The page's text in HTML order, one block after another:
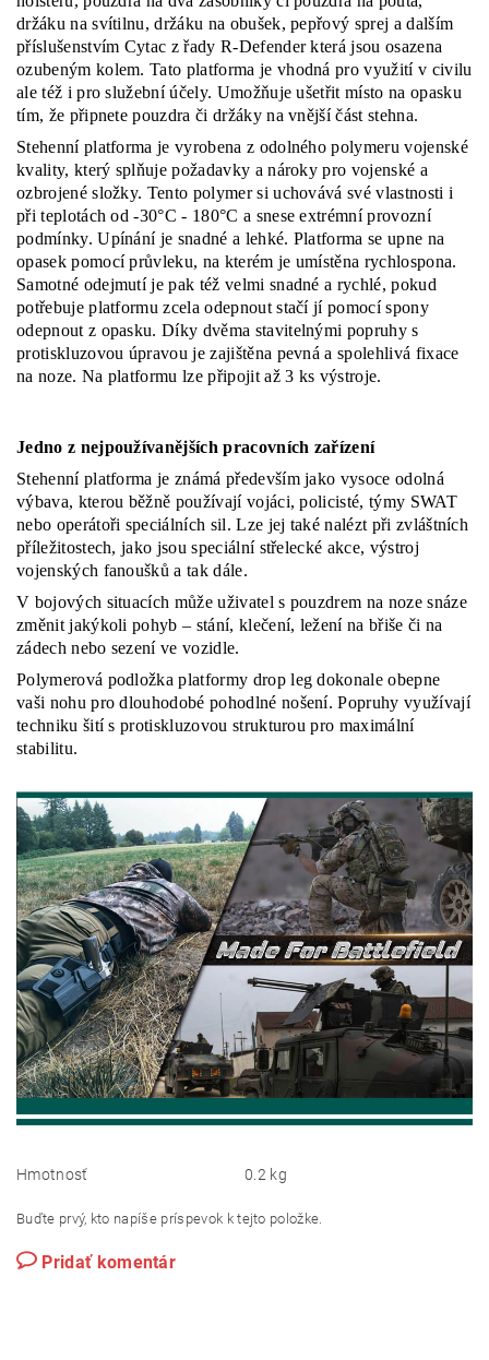
držáku na svítilnu, držáku na obušek, pepřový sprej a dalším
příslušenstvím Cytac z řady R-Defender která jsou osazena
ozubeným kolem. Tato platforma je vhodná pro využití v civilu
ale též i pro služební účely. Umožňuje ušetřit místo na opasku
tím, že připnete pouzdra či držáky na vnější část stehna.
Stehenní platforma je vyrobena z odolného polymeru vojenské
kvality, který splňuje požadavky a nároky pro vojenské a
ozbrojené složky. Tento polymer si uchovává své vlastnosti i
při teplotách od -30°C - 180°C a snese extrémní provozní
podmínky. Upínání je snadné a lehké. Platforma se upne na
opasek pomocí průvleku, na kterém je umístěna rychlospona.
Samotné odejmutí je pak též velmi snadné a rychlé, pokud
potřebuje platformu zcela odepnout stačí jí pomocí spony
odepnout z opasku. Díky dvěma stavitelnými popruhy s
protiskluzovou úpravou je zajištěna pevná a spolehlivá fixace
na noze. Na platformu lze připojit až 3 ks výstroje.
Jedno z nejpoužívanějších pracovních zařízení
Stehenní platforma je známá především jako vysoce odolná
výbava, kterou běžně používají vojáci, policisté, týmy SWAT
nebo operátoři speciálních sil. Lze jej také nalézt při zvláštních
příležitostech, jako jsou speciální střelecké akce, výstroj
vojenských fanoušků a tak dále.
V bojových situacích může uživatel s pouzdrem na noze snáze
změnit jakýkoli pohyb – stání, klečení, ležení na břiše či na
zádech nebo sezení ve vozidle.
Polymerová podložka platformy drop leg dokonale obepne
vaši nohu pro dlouhodobé pohodlné nošení. Popruhy využívají
techniku šití s protiskluzovou strukturou pro maximální
stabilitu.
Hmotnosť 0.2 kg
Buďte prvý, kto napíše príspevok k tejto položke.
Pridať komentár